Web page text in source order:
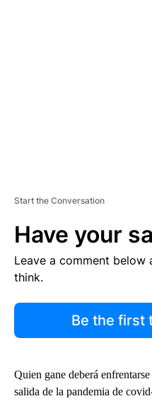
Start the Conversation
Have your
Leave a comment below
think.
Be the first
Quien gane deberá
salida de la pandemia de